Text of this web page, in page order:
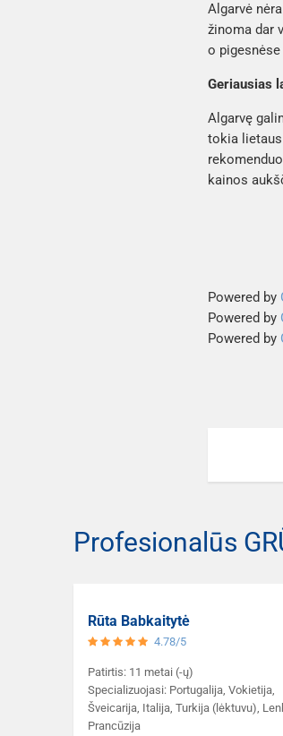
Algarvė
žinoma dar
o
Geriausias
Algarvę
tokia
kainos
Powered by
Powered by
Powered by
Profesionalūs
Rūta Babkaitytė
4.78/5
Patirtis: 11 metai (-ų)
Specializuojasi: Portugalija, Vokietija,
Šveicarija, Italija, Turkija (lėktuvu),
Prancūzija